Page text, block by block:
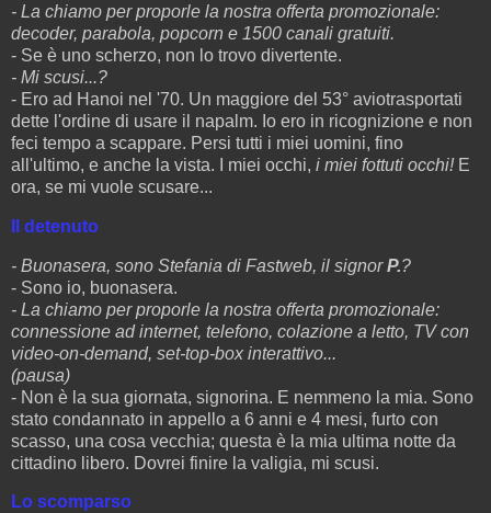
- La chiamo per proporle la nostra offerta promozionale:
decoder, parabola, popcorn e 1500 canali gratuiti.
- Se è uno scherzo, non lo trovo divertente.
- Mi scusi...?
- Ero ad Hanoi nel '70. Un maggiore del 53° aviotrasportati
dette l'ordine di usare il napalm. Io ero in ricognizione e non
feci tempo a scappare. Persi tutti i miei uomini, fino
all'ultimo, e anche la vista. I miei occhi, i miei fottuti occhi! E
ora, se mi vuole scusare...
Il detenuto
- Buonasera, sono Stefania di Fastweb, il signorP.?
- Sono io, buonasera.
- La chiamo per proporle la nostra offerta promozionale:
connessione ad internet, telefono, colazione a letto, TV con
video-on-demand, set-top-box interattivo...
(pausa)
- Non è la sua giornata, signorina. E nemmeno la mia. Sono
stato condannato in appello a 6 anni e 4 mesi, furto con
scasso, una cosa vecchia; questa è la mia ultima notte da
cittadino libero. Dovrei finire la valigia, mi scusi.
Lo scomparso